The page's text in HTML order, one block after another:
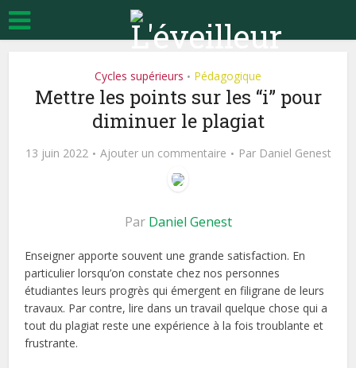
Cycles supérieurs • Pédagogique
Mettre les points sur les “i” pour
diminuer le plagiat
13 juin 2022 Ajouter un commentaire Par Daniel Genest
Par Daniel Genest
Enseigner apporte souvent une grande satisfaction. En
particulier lorsqu’on constate chez nos personnes
étudiantes leurs progrès qui émergent en filigrane de leurs
travaux. Par contre, lire dans un travail quelque chose qui a
tout du plagiat reste une expérience à la fois troublante et
frustrante.